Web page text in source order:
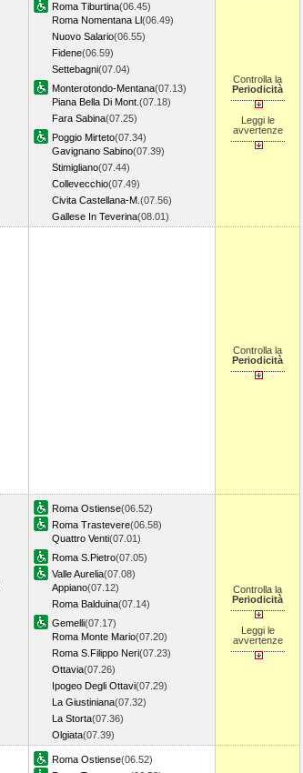
Roma Tiburtina(06.45)
Roma Nomentana Ll(06.49)
Nuovo Salario(06.55)
Fidene(06.59)
Settebagni(07.04)
Monterotondo-Mentana(07.13)
Piana Bella Di Mont. (07.18)
Fara Sabina(07.25)
Poggio Mirteto(07.34)
Gavignano Sabino(07.39)
Stimigliano(07.44)
Collevecchio(07.49)
Civita Castellana-M. (07.56)
Gallese In Teverina(08.01)
Controlla la
Periodicità
Leggi le
avvertenze
Controlla la
Periodicità
Roma Ostiense(06.52)
Roma Trastevere(06.58)
Quattro Venti(07.01)
Roma S.Pietro(07.05)
Valle Aurelia(07.08)
Appiano(07.12)
Roma Balduina(07.14)
Gemelli(07.17)
Roma Monte Mario(07.20)
Roma S.Filippo Neri(07.23)
Ottavia(07.26)
Ipogeo Degli Ottavi(07.29)
La Giustiniana(07.32)
La Storta(07.36)
Olgiata(07.39)
Controlla la
Periodicità
Leggi le
avvertenze
Roma Ostiense(06.52)